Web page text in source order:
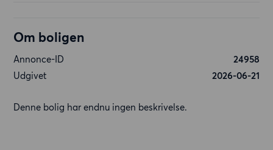
Om boligen
Annonce-ID
24958
Udgivet
2026-06-21
Denne bolig har endnu ingen beskrivelse.